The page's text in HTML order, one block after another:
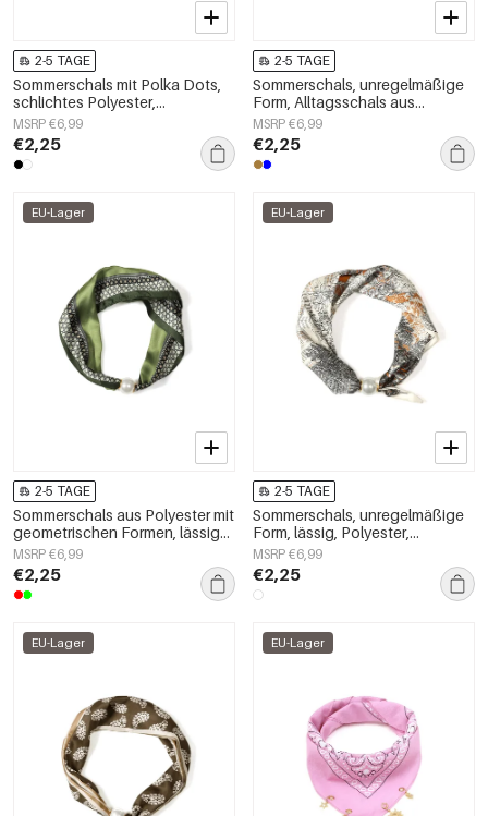
2-5 TAGE
Sommerschals mit Polka Dots,
schlichtes Polyester,
Alltagsaccessoires
MSRP €6,99
€2,25
2-5 TAGE
Sommerschals, unregelmäßige
Form, Alltagsschals aus
Polyester, Accessoires für jeden
Tag
MSRP €6,99
€2,25
EU-Lager
2-5 TAGE
Sommerschals aus Polyester mit
geometrischen Formen, lässige
Accessoires für jeden Tag
MSRP €6,99
€2,25
EU-Lager
2-5 TAGE
Sommerschals, unregelmäßige
Form, lässig, Polyester,
Alltagsaccessoires
MSRP €6,99
€2,25
EU-Lager EU-Lager